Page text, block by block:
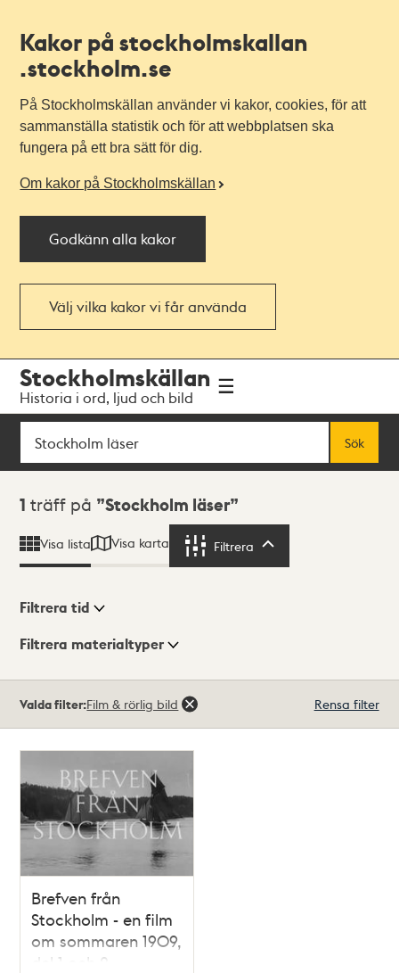
Kakor på stockholmskallan
.stockholm.se
På Stockholmskällan använder vi kakor, cookies, för att
sammanställa statistik och för att webbplatsen ska
fungera på ett bra sätt för dig.
Om kakor på Stockholmskällan
Godkänn alla kakor
Välj vilka kakor vi får använda
navigationen
huvudinnehållet
Stockholmskällan
Historia i ord, ljud och bild
Sök
Sök
Sökresultat
1 träff på Stockholm läser
Visa lista Visa karta Filtrera
Visningsläge
Filtrera tid
Filtrera materialtyper
träffar
Valda filter:Film & rörlig bild Rensa filter
Brefven från
Stockholm - en film
om sommaren 1909,
del 1 och 2